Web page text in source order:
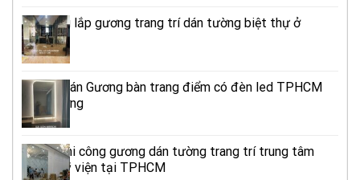
Thi công lắp gương trang trí dán tường biệt thự ở
TPHCM
Địa chỉ bán Gương bàn trang điểm có đèn led TPHCM
treo tường
Đơn vị thi công gương dán tường trang trí trung tâm
thẩm mỹ viện tại TPHCM